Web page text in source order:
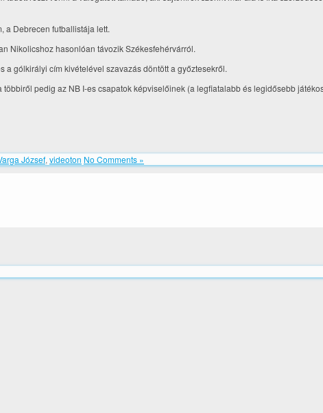
a Debrecen futballistája lett.
Nikolicshoz hasonlóan távozik Székesfehérvárról.
gólkirályi cím kivételével szavazás döntött a győztesekről.
pedig az NB I-es csapatok képviselőinek (a legfiatalabb és legidősebb
József, videoton No Comments »